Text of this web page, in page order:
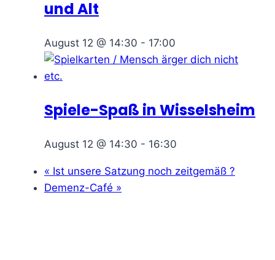
und Alt
August 12 @ 14:30 - 17:00
Spiele-Spaß in Wisselsheim
August 12 @ 14:30 - 16:30
« Ist unsere Satzung noch zeitgemäß ?
Demenz-Café »